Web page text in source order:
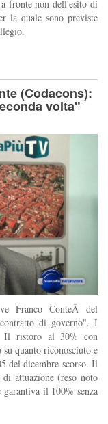
fronte non dell'esito di
la quale sono previste
(Codacons):
volta"
Franco ConteÂ del
di governo". I
Il ristoro al 30% con
quanto riconosciuto e
del dicembre scorso. Il
attuazione (reso noto
il 100% senza